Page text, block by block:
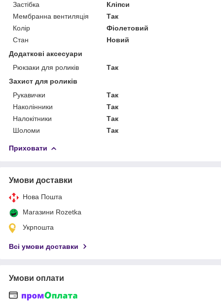
Застібка
Кліпси
Мембранна вентиляція
Так
Колір
Фіолетовий
Стан
Новий
Додаткові аксесуари
Рюкзаки для роликів
Так
Захист для роликів
Рукавички
Так
Наколінники
Так
Налокітники
Так
Шоломи
Так
Приховати
Умови доставки
Нова Пошта
Магазини Rozetka
Укрпошта
Всі умови доставки
Умови оплати